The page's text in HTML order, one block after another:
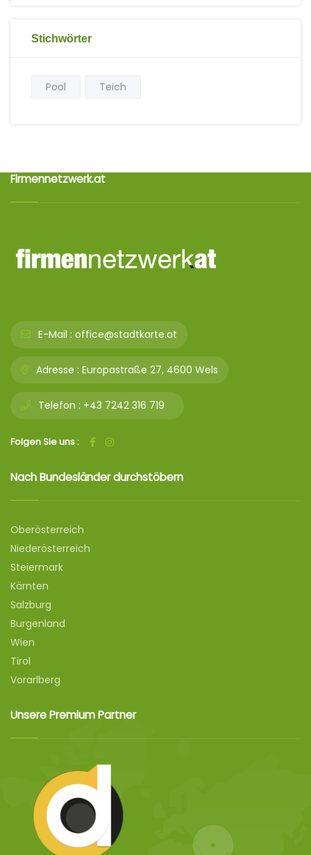
Stichwörter
Pool Teich
Firmennetzwerk.at
E-Mail : office@stadtkarte.at
Adresse : Europastraße 27, 4600 Wels
Telefon : +43 7242 316 719
Folgen Sie uns :
Nach Bundesländer durchstöbern
Oberösterreich
Niederösterreich
Steiermark
Kärnten
Salzburg
Burgenland
Wien
Tirol
Vorarlberg
Unsere Premium Partner